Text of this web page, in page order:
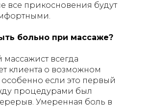
все прикосновения будут
больно при массаже?
всегда
клиента о возможном
если это первый
процедурами был
Умеренная боль в